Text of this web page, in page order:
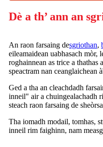
Dè a th’ ann an
An raon farsaing desgriothan,
eileamaidean uabhasach mòr,
roghainnean as trice a thathas
speactram nan ceanglaichean
Ged a tha an cleachdadh
inneil" air a chuingealachadh
steach raon farsaing de
Tha iomadh modail, tomhas,
inneil rim faighinn, nam